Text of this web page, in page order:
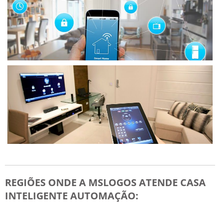
REGIÕES ONDE A MSLOGOS ATENDE CASA
INTELIGENTE AUTOMAÇÃO: